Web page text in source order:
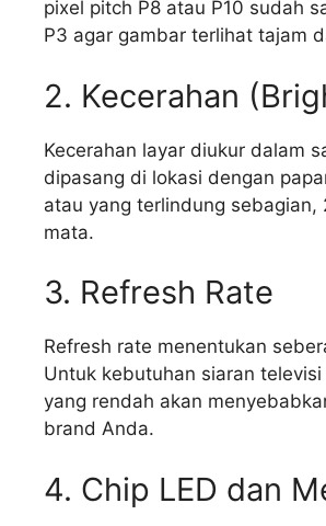
pixel pitch P8 atau P10 sudah
P3 agar gambar terlihat tajam
2. Kecerahan
Kecerahan layar diukur dalam
dipasang di lokasi dengan
atau yang terlindung
mata.
3. Refresh Rate
Refresh rate menentukan
Untuk kebutuhan siaran
yang rendah akan
brand Anda.
4. Chip LED dan